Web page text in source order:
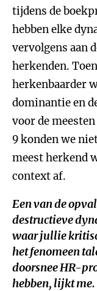
tijdens de
hebben elke
vervolgens aan
herkenden.
herkenbaarder
dominantie en
voor de
9 konden we
meest herkend
context af.
Een van de
destructieve
waar jullie
het fenomeen
doorsnee HR-
hebben, lijkt me.